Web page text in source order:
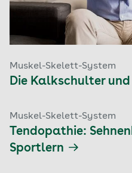
Muskel-Skelett-System
Die Kalkschulter und
Muskel-Skelett-System
Tendopathie:
Sportlern